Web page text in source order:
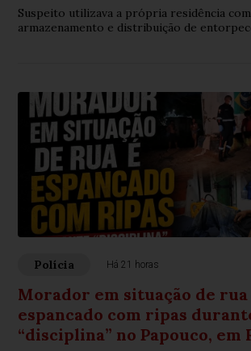
Suspeito utilizava a própria residência
armazenamento e distribuição de
Polícia Há 21 horas
Morador em situação de rua
espancado com ripas
“disciplina” no Papouco, em